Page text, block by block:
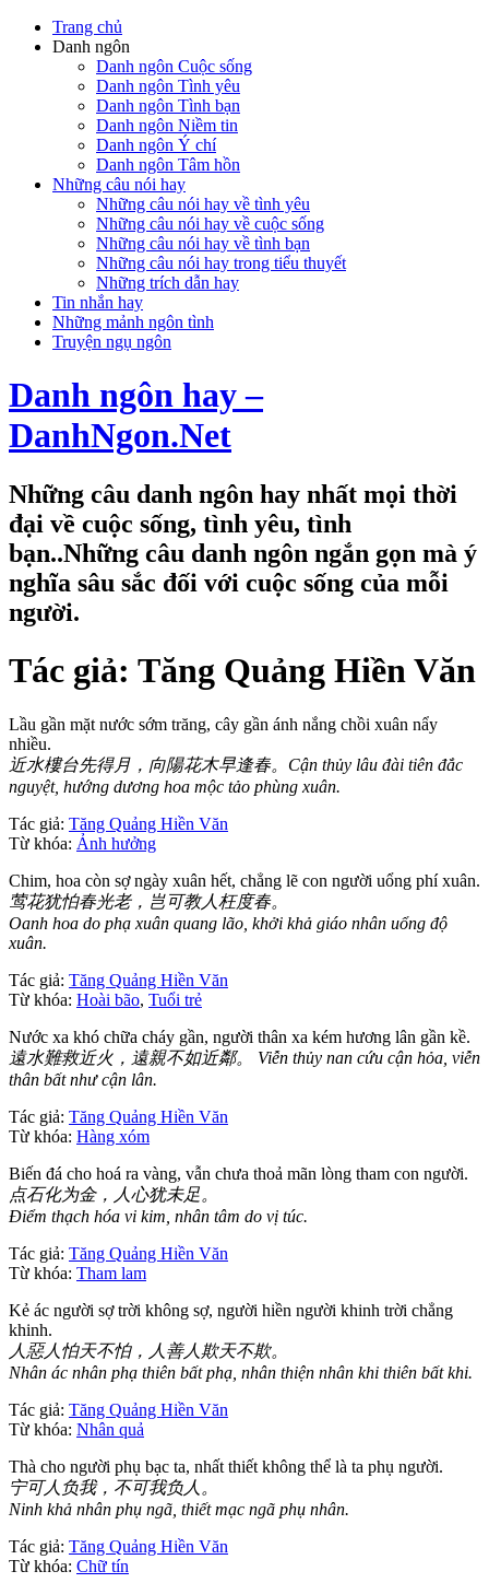
Trang chủ
Danh ngôn
Danh ngôn Cuộc sống
Danh ngôn Tình yêu
Danh ngôn Tình bạn
Danh ngôn Niềm tin
Danh ngôn Ý chí
Danh ngôn Tâm hồn
Những câu nói hay
Những câu nói hay về tình yêu
Những câu nói hay về cuộc sống
Những câu nói hay về tình bạn
Những câu nói hay trong tiểu thuyết
Những trích dẫn hay
Tin nhắn hay
Những mảnh ngôn tình
Truyện ngụ ngôn
Danh ngôn hay –
DanhNgon.Net
Những câu danh ngôn hay nhất mọi thời
đại về cuộc sống, tình yêu, tình
bạn..Những câu danh ngôn ngắn gọn mà ý
nghĩa sâu sắc đối với cuộc sống của mỗi
người.
Tác giả: Tăng Quảng Hiền Văn
Lầu gần mặt nước sớm trăng, cây gần ánh nắng chồi xuân nẩy
nhiều.
近水樓台先得月，向陽花木早逢春。Cận thủy lâu đài tiên đắc
nguyệt, hướng dương hoa mộc tảo phùng xuân.
Tác giả: Tăng Quảng Hiền Văn
Từ khóa: Ảnh hưởng
Chim, hoa còn sợ ngày xuân hết, chẳng lẽ con người uổng phí xuân.
莺花犹怕春光老，岂可教人枉度春。
Oanh hoa do phạ xuân quang lão, khởi khả giáo nhân uổng độ
xuân.
Tác giả: Tăng Quảng Hiền Văn
Từ khóa: Hoài bão, Tuổi trẻ
Nước xa khó chữa cháy gần, người thân xa kém hương lân gần kề.
遠水難救近火，遠親不如近鄰。 Viễn thủy nan cứu cận hỏa, viễn
thân bất như cận lân.
Tác giả: Tăng Quảng Hiền Văn
Từ khóa: Hàng xóm
Biến đá cho hoá ra vàng, vẫn chưa thoả mãn lòng tham con người.
点石化为金，人心犹未足。
Điểm thạch hóa vi kim, nhân tâm do vị túc.
Tác giả: Tăng Quảng Hiền Văn
Từ khóa: Tham lam
Kẻ ác người sợ trời không sợ, người hiền người khinh trời chẳng
khinh.
人惡人怕天不怕，人善人欺天不欺。
Nhân ác nhân phạ thiên bất phạ, nhân thiện nhân khi thiên bất khi.
Tác giả: Tăng Quảng Hiền Văn
Từ khóa: Nhân quả
Thà cho người phụ bạc ta, nhất thiết không thể là ta phụ người.
宁可人负我，不可我负人。
Ninh khả nhân phụ ngã, thiết mạc ngã phụ nhân.
Tác giả: Tăng Quảng Hiền Văn
Từ khóa: Chữ tín